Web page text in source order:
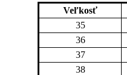
Veľkosť
35
36
37
38